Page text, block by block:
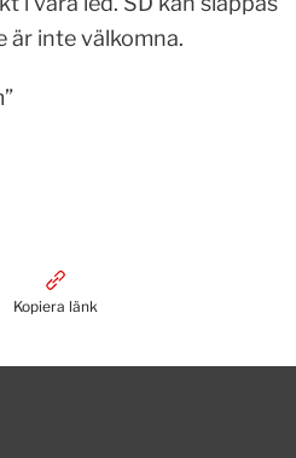
är inte välkomna.
Kopiera länk